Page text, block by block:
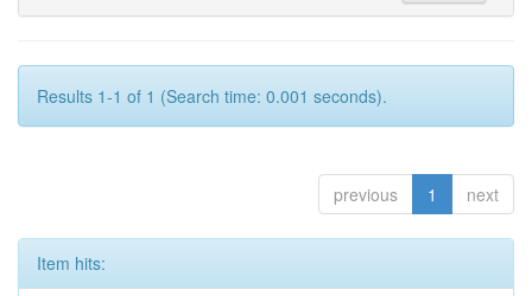
Results 1-1 of 1 (Search time: 0.001 seconds).
previous 1 next
Item hits: